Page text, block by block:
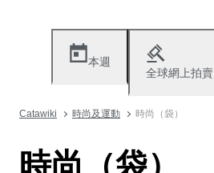
本週
全球網上拍賣
Catawiki 時尚及運動 時尚（袋）
時尚（袋）